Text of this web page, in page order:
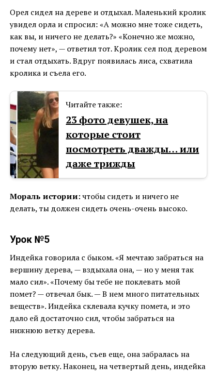
Орел сидел на дереве и отдыхал. Маленький кролик
увидел орла и спросил: «А можно мне тоже сидеть,
как вы, и ничего не делать?» «Конечно же можно,
почему нет», — ответил тот. Кролик сел под деревом
и стал отдыхать. Вдруг появилась лиса, схватила
кролика и съела его.
Читайте также:
23 фото девушек, на
которые стоит
посмотреть дважды… или
даже трижды
Мораль истории:чтобы сидеть и ничего не
делать, ты должен сидеть очень-очень высоко.
Урок №5
Индейка говорила с быком. «Я мечтаю забраться на
вершину дерева, — вздыхала она, — но у меня так
мало сил». «Почему бы тебе не поклевать мой
помет? — отвечал бык. — В нем много питательных
веществ». Индейка склевала кучку помета, и это
дало ей достаточно сил, чтобы забраться на
нижнюю ветку дерева.
На следующий день, съев еще, она забралась на
вторую ветку. Наконец, на четвертый день, индейка